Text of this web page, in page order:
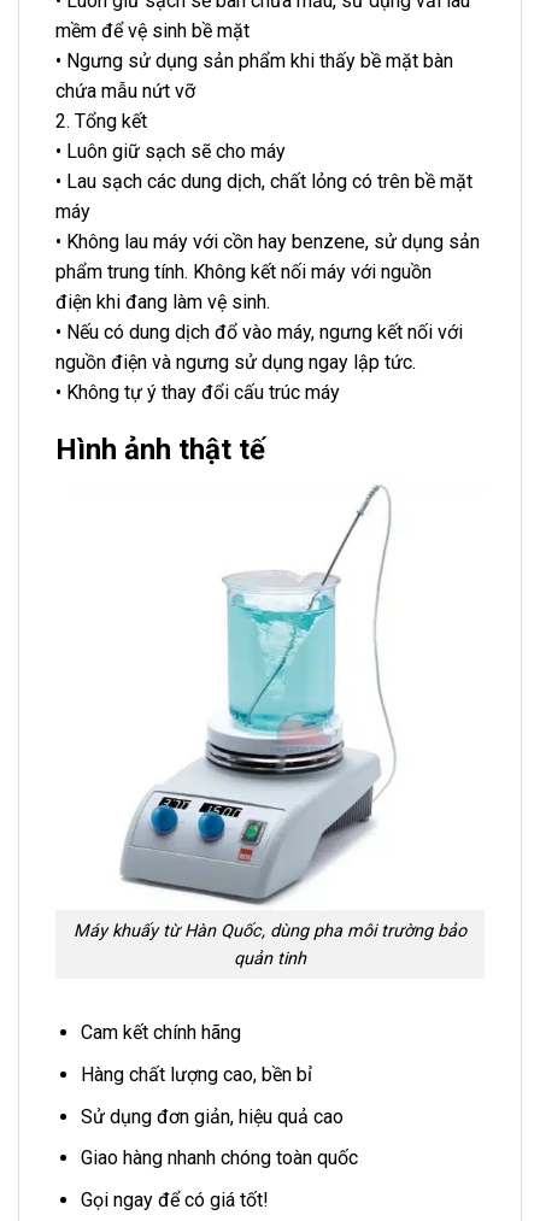
mềm để vệ sinh bề mặt
• Ngưng sử dụng sản phẩm khi thấy bề mặt bàn
chứa mẫu nứt vỡ
2. Tổng kết
• Luôn giữ sạch sẽ cho máy
• Lau sạch các dung dịch, chất lỏng có trên bề mặt
máy
• Không lau máy với cồn hay benzene, sử dụng sản
phẩm trung tính. Không kết nối máy với nguồn
điện khi đang làm vệ sinh.
• Nếu có dung dịch đổ vào máy, ngưng kết nối với
nguồn điện và ngưng sử dụng ngay lập tức.
• Không tự ý thay đổi cấu trúc máy
Hình ảnh thật tế
Máy khuấy từ Hàn Quốc, dùng pha môi trường bảo
quản tinh
Cam kết chính hãng
Hàng chất lượng cao, bền bỉ
Sử dụng đơn giản, hiệu quả cao
Giao hàng nhanh chóng toàn quốc
Gọi ngay để có giá tốt!